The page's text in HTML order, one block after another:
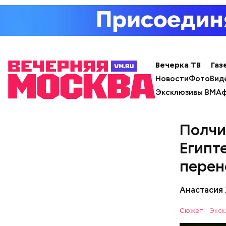
Вечерка ТВ
НовостиФото
Эксклюзивы ВМ
Анастасия
Сюжет: